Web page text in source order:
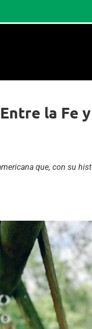
la Fe
que, con su